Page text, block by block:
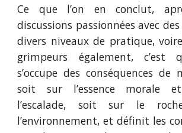
Ce que l’on en conclut,
discussions passionnées avec
divers niveaux de pratique,
grimpeurs également, c’est
s’occupe des conséquences
soit sur l’essence morale
l’escalade, soit sur le
l’environnement, et définit les